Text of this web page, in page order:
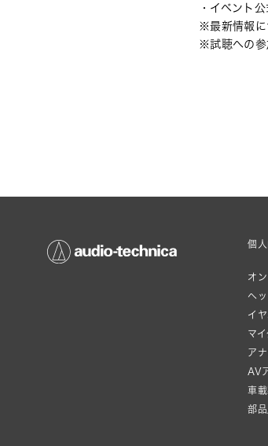
・イベント
※最新情報に
※試聴への参
個
オ
ヘ
イ
マ
ア
AV
車
部